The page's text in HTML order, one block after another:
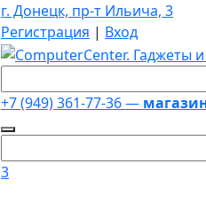
г. Донецк, пр-т Ильича, 3
Регистрация | Вход
+7 (949) 361-77-36 —
3